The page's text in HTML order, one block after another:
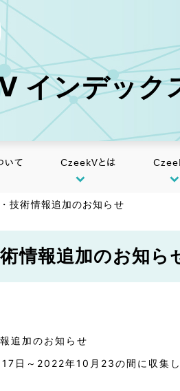
インデック
いて CzeekVとは
技術情報追加のお知らせ
情報追加のお知ら
追加のお知らせ
日～2022年10月23の間に収集